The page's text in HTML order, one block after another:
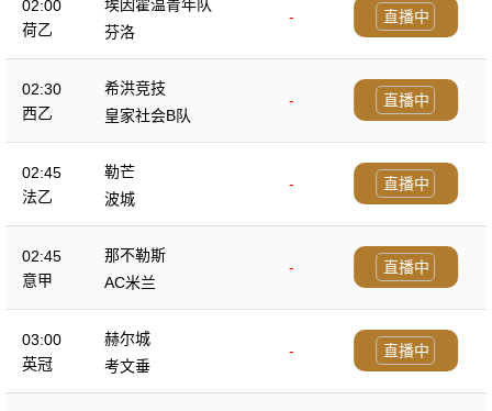
02:00
荷乙
埃因霍温青年队
-
芬洛
直播中
02:30
西乙
希洪竞技
-
皇家社会B队
直播中
02:45
法乙
勒芒
-
波城
直播中
02:45
意甲
那不勒斯
-
AC米兰
直播中
03:00
英冠
赫尔城
-
考文垂
直播中